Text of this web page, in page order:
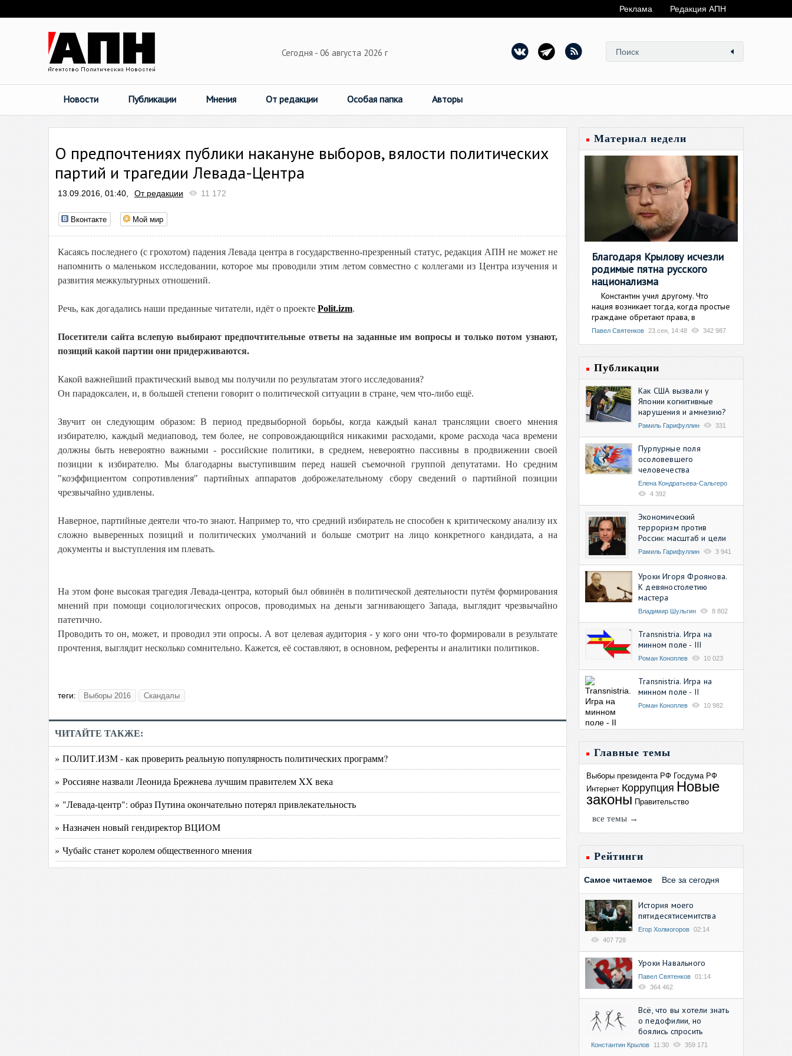
Реклама Редакция АПН
Сегодня - 06 августа 2026 г
Новости Публикации Мнения От редакции Особая папка Авторы
О предпочтениях публики накануне выборов, вялости политических
партий и трагедии Левада-Центра
13.09.2016, 01:40, От редакции 11 172
Вконтакте Мой мир
Касаясь последнего (с грохотом) падения Левада центра в государственно-презренный статус, редакция АПН не может не
напомнить о маленьком исследовании, которое мы проводили этим летом совместно с коллегами из Центра изучения и
развития межкультурных отношений.
Речь, как догадались наши преданные читатели, идёт о проекте Polit.izm.
Посетители сайта вслепую выбирают предпочтительные ответы на заданные им вопросы и только потом узнают,
позиций какой партии они придерживаются.
Какой важнейший практический вывод мы получили по результатам этого исследования?
Он парадоксален, и, в большей степени говорит о политической ситуации в стране, чем что-либо ещё.
Звучит он следующим образом: В период предвыборной борьбы, когда каждый канал трансляции своего мнения
избирателю, каждый медиаповод, тем более, не сопровождающийся никакими расходами, кроме расхода часа времени
должны быть невероятно важными - российские политики, в среднем, невероятно пассивны в продвижении своей
позиции к избирателю. Мы благодарны выступившим перед нашей съемочной группой депутатами. Но средним
"коэффициентом сопротивления" партийных аппаратов доброжелательному сбору сведений о партийной позиции
чрезвычайно удивлены.
Наверное, партийные деятели что-то знают. Например то, что средний избиратель не способен к критическому анализу их
сложно выверенных позиций и политических умолчаний и больше смотрит на лицо конкретного кандидата, а на
документы и выступления им плевать.
На этом фоне высокая трагедия Левада-центра, который был обвинён в политической деятельности путём формирования
мнений при помощи социологических опросов, проводимых на деньги загнивающего Запада, выглядит чрезвычайно
патетично.
Проводить то он, может, и проводил эти опросы. А вот целевая аудитория - у кого они что-то формировали в результате
прочтения, выглядит несколько сомнительно. Кажется, её составляют, в основном, референты и аналитики политиков.
теги: Выборы 2016 Скандалы
ЧИТАЙТЕ ТАКЖЕ:
» ПОЛИТ.ИЗМ - как проверить реальную популярность политических программ?
» Россияне назвали Леонида Брежнева лучшим правителем XX века
» "Левада-центр": образ Путина окончательно потерял привлекательность
» Назначен новый гендиректор ВЦИОМ
» Чубайс станет королем общественного мнения
Материал недели
Благодаря Крылову исчезли
родимые пятна русского
национализма
Константин учил другому. Что
нация возникает тогда, когда простые
граждане обретают права, в
Павел Святенков 23 сен, 14:48 342 987
Публикации
Как США вызвали у
Японии когнитивные
нарушения и амнезию?
Рамиль Гарифуллин 331
Пурпурные поля
осоловевшего
человечества
Елена Кондратьева-Сальгеро
4 392
Экономический
терроризм против
России: масштаб и цели
Рамиль Гарифуллин 3 941
Уроки Игоря Фроянова.
К девяностолетию
мастера
Владимир Шульгин 8 802
Transnistria. Игра на
минном поле - III
Роман Коноплев 10 023
Transnistria. Игра на
минном поле - II
Роман Коноплев 10 982
Главные темы
Выборы президента РФ Госдума РФ
Интернет Коррупция Новые
законы Правительство
все темы →
Рейтинги
Самое читаемое Все за сегодня
История моего
пятидесятисемитства
Егор Холмогоров 02:14
407 728
Уроки Навального
Павел Святенков 01:14
364 462
Всё, что вы хотели знать
о педофилии, но
боялись спросить
Константин Крылов 11:30 359 171